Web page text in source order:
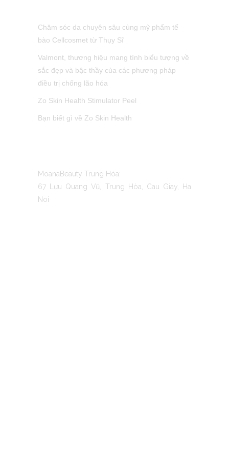
Chăm sóc da chuyên sâu cùng mỹ phẩm tế
bào Cellcosmet từ Thụy Sĩ
Valmont, thương hiệu mang tính biểu tượng về
sắc đẹp và bậc thầy của các phương pháp
điều trị chống lão hóa
Zo Skin Health Stimulator Peel
Bạn biết gì về Zo Skin Health
MoanaBeauty Trung Hòa:
67 Lưu Quang Vũ, Trung Hòa, Cau Giay, Ha
Noi